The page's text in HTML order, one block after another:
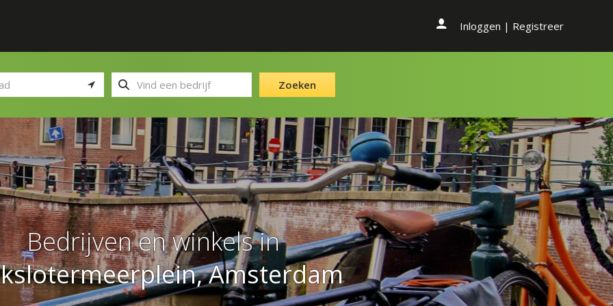
Bedrijven en winkels in
Amsterdam
Inloggen | Registreer
Zoeken